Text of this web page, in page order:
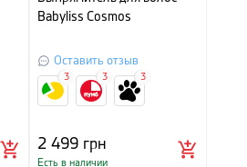
Babyliss Cosmos
Оставить отзыв
2 499 грн
Есть в наличии
3 3 3